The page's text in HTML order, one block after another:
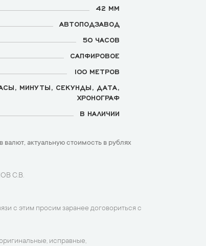
42 ММ
АВТОПОДЗАВОД
50 ЧАСОВ
САПФИРОВОЕ
100 МЕТРОВ
МИНУТЫ, СЕКУНДЫ, ДАТА,
ХРОНОГРАФ
В НАЛИЧИИ
валют, актуальную стоимость в рублях
С.В.
с этим просим заранее договориться с
исправные,